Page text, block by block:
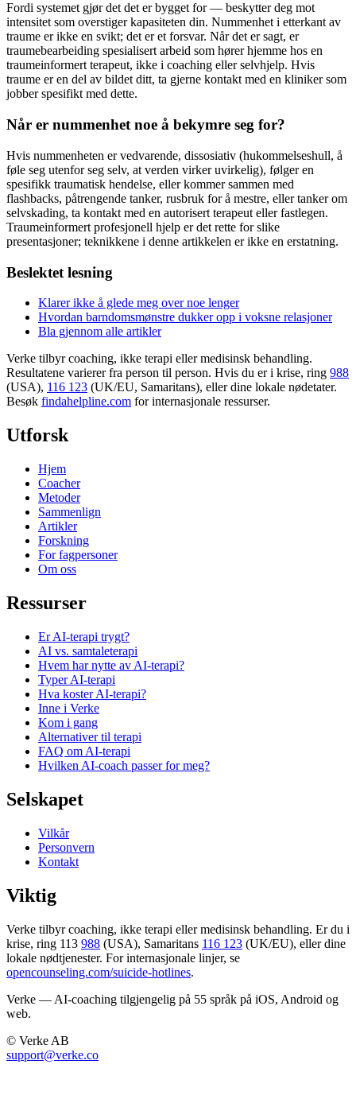
Fordi systemet gjør det det er bygget for — beskytter deg mot
intensitet som overstiger kapasiteten din. Nummenhet i etterkant av
traume er ikke en svikt; det er et forsvar. Når det er sagt, er
traumebearbeiding spesialisert arbeid som hører hjemme hos en
traumeinformert terapeut, ikke i coaching eller selvhjelp. Hvis
traume er en del av bildet ditt, ta gjerne kontakt med en kliniker som
jobber spesifikt med dette.
Når er nummenhet noe å bekymre seg for?
Hvis nummenheten er vedvarende, dissosiativ (hukommelseshull, å
føle seg utenfor seg selv, at verden virker uvirkelig), følger en
spesifikk traumatisk hendelse, eller kommer sammen med
flashbacks, påtrengende tanker, rusbruk for å mestre, eller tanker om
selvskading, ta kontakt med en autorisert terapeut eller fastlegen.
Traumeinformert profesjonell hjelp er det rette for slike
presentasjoner; teknikkene i denne artikkelen er ikke en erstatning.
Beslektet lesning
Klarer ikke å glede meg over noe lenger
Hvordan barndomsmønstre dukker opp i voksne relasjoner
Bla gjennom alle artikler
Verke tilbyr coaching, ikke terapi eller medisinsk behandling.
Resultatene varierer fra person til person. Hvis du er i krise, ring 988
(USA), 116 123 (UK/EU, Samaritans), eller dine lokale nødetater.
Besøk findahelpline.com for internasjonale ressurser.
Utforsk
Hjem
Coacher
Metoder
Sammenlign
Artikler
Forskning
For fagpersoner
Om oss
Ressurser
Er AI-terapi trygt?
AI vs. samtaleterapi
Hvem har nytte av AI-terapi?
Typer AI-terapi
Hva koster AI-terapi?
Inne i Verke
Kom i gang
Alternativer til terapi
FAQ om AI-terapi
Hvilken AI-coach passer for meg?
Selskapet
Vilkår
Personvern
Kontakt
Viktig
Verke tilbyr coaching, ikke terapi eller medisinsk behandling. Er du i
krise, ring 113 988 (USA), Samaritans 116 123 (UK/EU), eller dine
lokale nødtjenester. For internasjonale linjer, se
opencounseling.com/suicide-hotlines.
Verke — AI-coaching tilgjengelig på 55 språk på iOS, Android og
web.
© Verke AB
support@verke.co